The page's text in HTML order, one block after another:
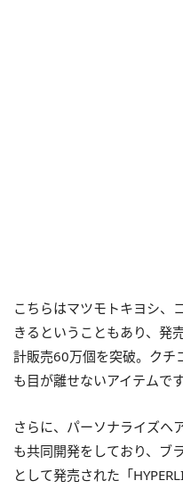
こちらはマツモトキヨシ、
きるということもあり、発
計販売60万個を突破。クチ
も目が離せないアイテムです
さらに、パーソナライズヘ
も共同開発をしており、ブ
として発売された「